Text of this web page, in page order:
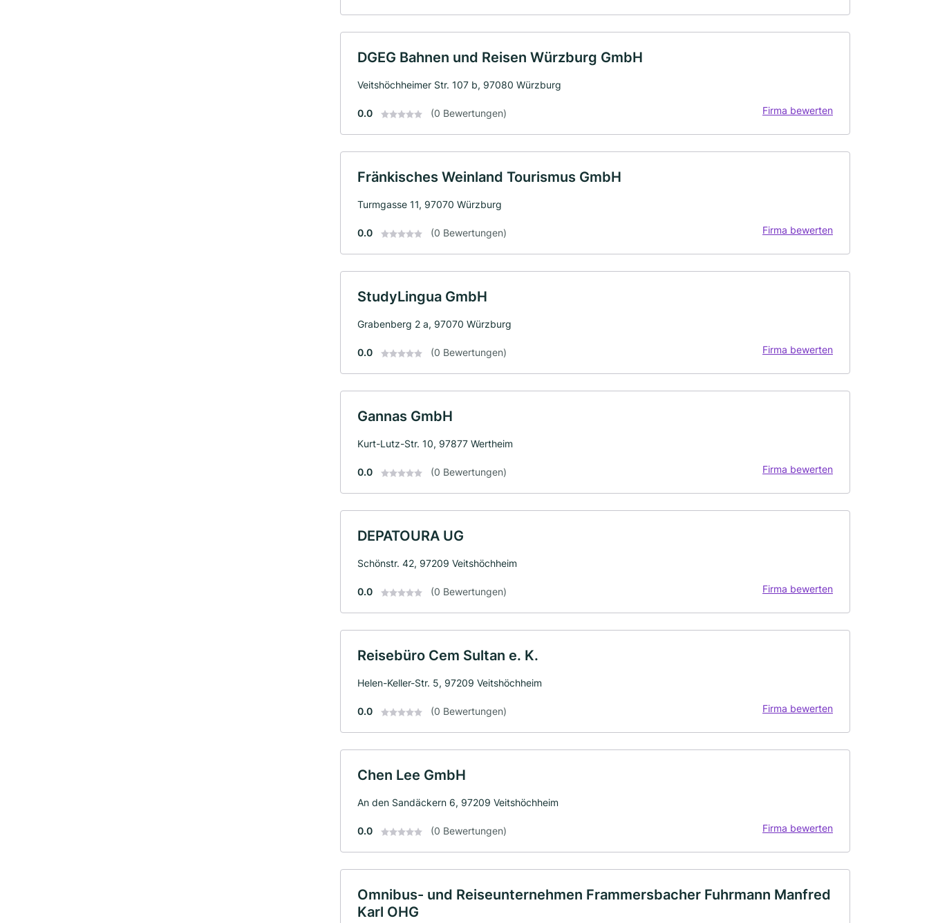
DGEG Bahnen und Reisen Würzburg GmbH
Veitshöchheimer Str. 107 b, 97080 Würzburg
0.0 (0 Bewertungen) Firma bewerten
Fränkisches Weinland Tourismus GmbH
Turmgasse 11, 97070 Würzburg
0.0 (0 Bewertungen) Firma bewerten
StudyLingua GmbH
Grabenberg 2 a, 97070 Würzburg
0.0 (0 Bewertungen) Firma bewerten
Gannas GmbH
Kurt-Lutz-Str. 10, 97877 Wertheim
0.0 (0 Bewertungen) Firma bewerten
DEPATOURA UG
Schönstr. 42, 97209 Veitshöchheim
0.0 (0 Bewertungen) Firma bewerten
Reisebüro Cem Sultan e. K.
Helen-Keller-Str. 5, 97209 Veitshöchheim
0.0 (0 Bewertungen) Firma bewerten
Chen Lee GmbH
An den Sandäckern 6, 97209 Veitshöchheim
0.0 (0 Bewertungen) Firma bewerten
Omnibus- und Reiseunternehmen Frammersbacher Fuhrmann Manfred
Karl OHG